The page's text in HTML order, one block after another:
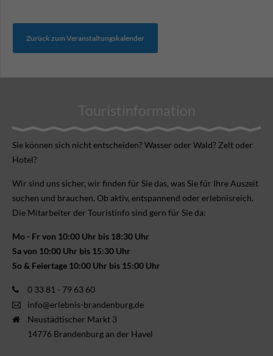
Zurück zum Veranstaltungskalender
Touristinformation
Sie können sich nicht ent­scheiden? Wasser oder Wald? Zelt oder
Hotel?
Wir sind uns sicher, wir finden für Sie das, was Sie für Ihre Aus­zeit
suchen und brauchen. Ob aktiv, ent­spannend oder erlebnis­reich.
Die Mitarbeiter der Touristinfo sind gern für Sie da:
Mo - Fr von 10:00 Uhr bis 18:30 Uhr
Sa von 10:00 Uhr bis 15:30 Uhr
So & Feiertage 10:00 Uhr bis 15:00 Uhr
0 33 81 - 79 63 60
info@erlebnis-brandenburg.de
Neustädtischer Markt 3
14776 Brandenburg an der Havel